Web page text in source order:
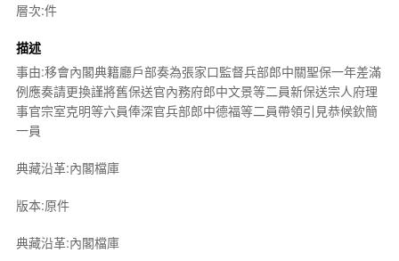
層次:件
描述
事由:移會內閣典籍廳戶部奏為張家口監督兵部郎中關聖保一年差滿
例應奏請更換謹將舊保送官內務府郎中文景等二員新保送宗人府理
事官宗室克明等六員俸深官兵部郎中德福等二員帶領引見恭候欽簡
一員
典藏沿革:內閣檔庫
版本:原件
典藏沿革:內閣檔庫